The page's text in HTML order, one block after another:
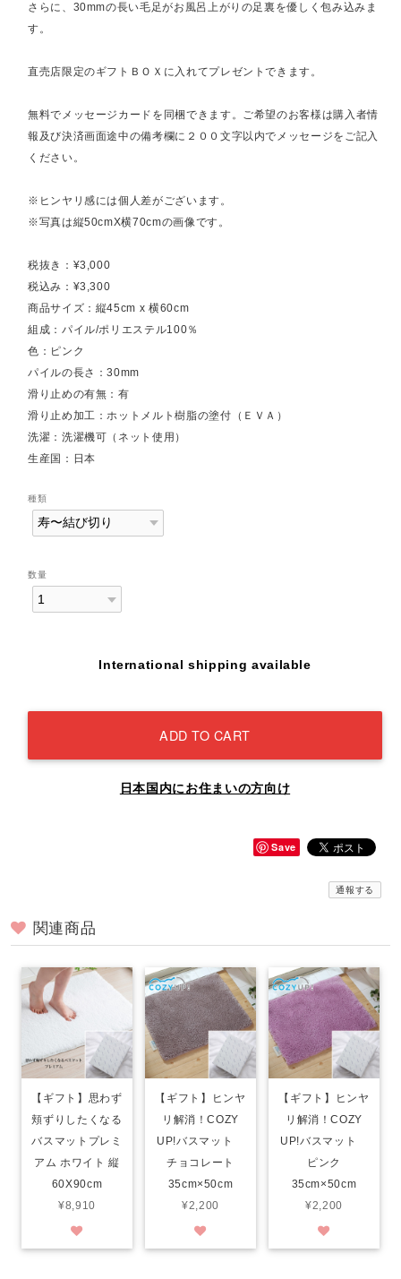
さらに、30mmの長い毛足がお風呂上がりの足裏を優しく包み込みま
す。
直売店限定のギフトＢＯＸに入れてプレゼントできます。
無料でメッセージカードを同梱できます。ご希望のお客様は購入者情
報及び決済画面途中の備考欄に２００文字以内でメッセージをご記入
ください。
※ヒンヤリ感には個人差がございます。
※写真は縦50cmX横70cmの画像です。
税抜き：¥3,000
税込み：¥3,300
商品サイズ：縦45cm x 横60cm
組成：パイル/ポリエステル100％
色：ピンク
パイルの長さ：30mm
滑り止めの有無：有
滑り止め加工：ホットメルト樹脂の塗付（ＥＶＡ）
洗濯：洗濯機可（ネット使用）
生産国：日本
種類
数量
International shipping available
ADD TO CART
日本国内にお住まいの方向け
Save
通報する
関連商品
【ギフト】思わず
頬ずりしたくなる
バスマットプレミ
アム ホワイト 縦
60X90cm
¥8,910
【ギフト】ヒンヤ
リ解消！COZY
UP!バスマット
チョコレート
35cm×50cm
¥2,200
【ギフト】ヒンヤ
リ解消！COZY
UP!バスマット
ピンク
35cm×50cm
¥2,200